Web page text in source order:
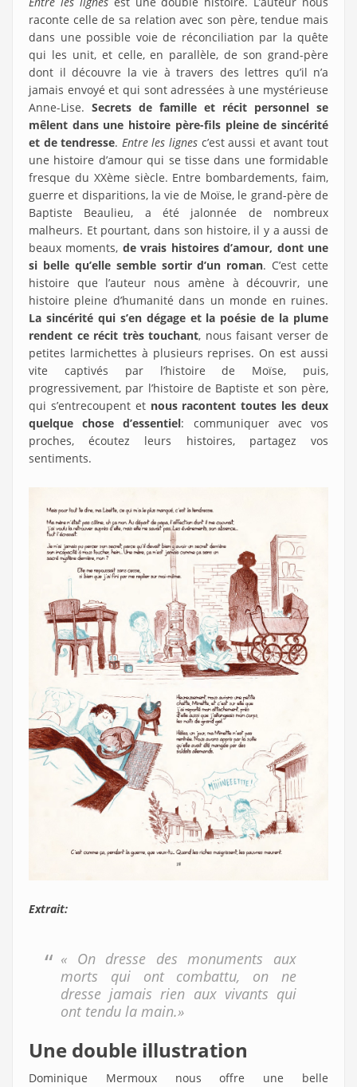
raconte celle de sa relation avec son père, tendue mais
dans une possible voie de réconciliation par la quête
qui les unit, et celle, en parallèle, de son grand-père
dont il découvre la vie à travers des lettres qu’il n’a
jamais envoyé et qui sont adressées à une mystérieuse
Anne-Lise. Secrets de famille et récit personnel se
mêlent dans une histoire père-fils pleine de sincérité
et de tendresse. Entre les lignes c’est aussi et avant tout
une histoire d’amour qui se tisse dans une formidable
fresque du XXème siècle. Entre bombardements, faim,
guerre et disparitions, la vie de Moïse, le grand-père de
Baptiste Beaulieu, a été jalonnée de nombreux
malheurs. Et pourtant, dans son histoire, il y a aussi de
beaux moments, de vrais histoires d’amour, dont une
si belle qu’elle semble sortir d’un roman. C’est cette
histoire que l’auteur nous amène à découvrir, une
histoire pleine d’humanité dans un monde en ruines.
La sincérité qui s’en dégage et la poésie de la plume
rendent ce récit très touchant, nous faisant verser de
petites larmichettes à plusieurs reprises. On est aussi
vite captivés par l’histoire de Moïse, puis,
progressivement, par l’histoire de Baptiste et son père,
qui s’entrecoupent et nous racontent toutes les deux
quelque chose d’essentiel: communiquer avec vos
proches, écoutez leurs histoires, partagez vos
sentiments.
Extrait:
« On dresse des monuments aux
morts qui ont combattu, on ne
dresse jamais rien aux vivants qui
ont tendu la main.»
Une double illustration
Dominique Mermoux nous offre une belle